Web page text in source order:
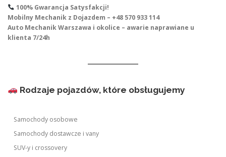
100% Gwarancja Satysfakcji!
Mobilny Mechanik z Dojazdem – +48 570 933 114
Auto Mechanik Warszawa i okolice – awarie naprawiane u
klienta 7/24h
Rodzaje pojazdów, które obsługujemy
Samochody osobowe
Samochody dostawcze i vany
SUV-y i crossovery